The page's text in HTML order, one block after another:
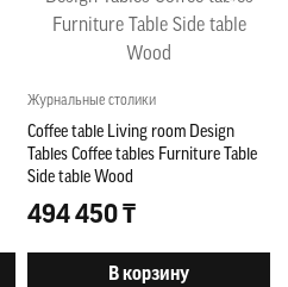
Журнальные столики
Coffee table Living room Design
Tables Coffee tables Furniture Table
Side table Wood
494 450 ₸
В корзину